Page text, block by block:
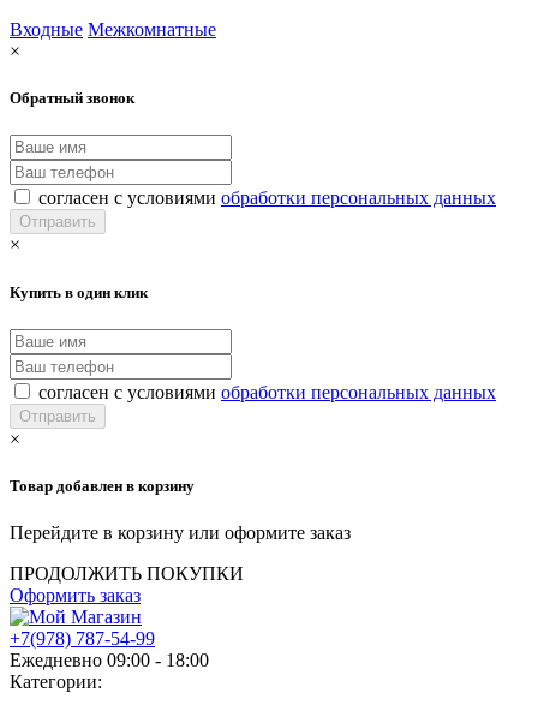
Входные Межкомнатные
×
Обратный звонок
согласен с условиями обработки персональных данных
×
Купить в один клик
согласен с условиями обработки персональных данных
×
Товар добавлен в корзину
Перейдите в корзину или оформите заказ
ПРОДОЛЖИТЬ ПОКУПКИ
Оформить заказ
+7(978) 787-54-99
Ежедневно 09:00 - 18:00
Категории: